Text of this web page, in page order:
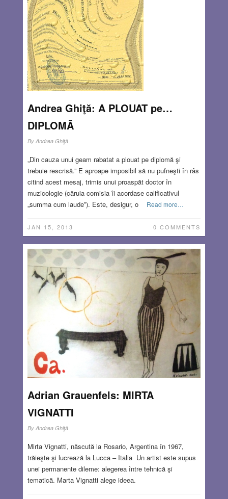
Andrea Ghiţă: A PLOUAT pe…
DIPLOMĂ
By Andrea Ghiţă
„Din cauza unui geam rabatat a plouat pe diplomă şi
trebuie rescrisă.” E aproape imposibil să nu pufneşti în râs
citind acest mesaj, trimis unui proaspăt doctor în
muzicologie (căruia comisia îi acordase calificativul
„summa cum laude”). Este, desigur, o
Read more…
JAN 15, 2013 0 COMMENTS
Adrian Grauenfels: MIRTA
VIGNATTI
By Andrea Ghiţă
Mirta Vignatti, născută la Rosario, Argentina în 1967,
trăieşte şi lucrează la Lucca – Italia Un artist este supus
unei permanente dileme: alegerea între tehnică şi
tematică. Marta Vignatti alege ideea.